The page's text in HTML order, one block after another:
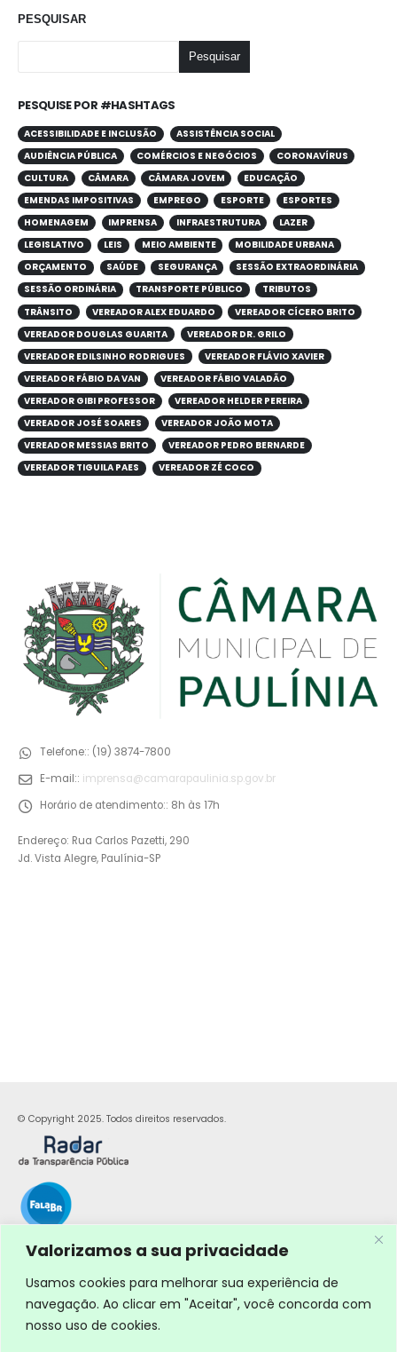
Valorizamos a sua privacidade
Usamos cookies para melhorar sua experiência de
navegação. Ao clicar em "Aceitar", você concorda com
nosso uso de cookies.
PESQUISAR
Pesquisar
PESQUISE POR #HASHTAGS
ACESSIBILIDADE E INCLUSÃO
ASSISTÊNCIA SOCIAL
AUDIÊNCIA PÚBLICA
COMÉRCIOS E NEGÓCIOS
CORONAVÍRUS
CULTURA
CÂMARA CÂMARA JOVEM
EDUCAÇÃO
EMENDAS IMPOSITIVAS
EMPREGO ESPORTE
ESPORTES
HOMENAGEM
IMPRENSA INFRAESTRUTURA
LAZER
LEGISLATIVO
LEIS MEIO AMBIENTE
MOBILIDADE URBANA
ORÇAMENTO
SAÚDE SEGURANÇA
SESSÃO EXTRAORDINÁRIA
SESSÃO ORDINÁRIA
TRANSPORTE PÚBLICO
TRIBUTOS
TRÂNSITO
VEREADOR ALEX EDUARDO
VEREADOR CÍCERO BRITO
VEREADOR DOUGLAS GUARITA
VEREADOR DR. GRILO
VEREADOR EDILSINHO RODRIGUES
VEREADOR FLÁVIO XAVIER
VEREADOR FÁBIO DA VAN
VEREADOR FÁBIO VALADÃO
VEREADOR GIBI PROFESSOR
VEREADOR HELDER PEREIRA
VEREADOR JOSÉ SOARES
VEREADOR JOÃO MOTA
VEREADOR MESSIAS BRITO
VEREADOR PEDRO BERNARDE
VEREADOR TIGUILA PAES
VEREADOR ZÉ COCO
Telefone:: (19) 3874-7800
E-mail:: imprensa@camarapaulinia.sp.gov.br
Horário de atendimento:: 8h às 17h
Endereço: Rua Carlos Pazetti, 290
Jd. Vista Alegre, Paulínia-SP
© Copyright 2025. Todos direitos reservados.